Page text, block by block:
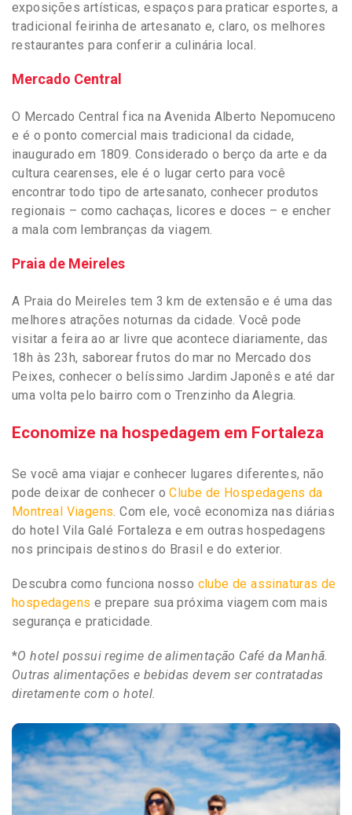
exposições artísticas, espaços para praticar esportes, a
tradicional feirinha de artesanato e, claro, os melhores
restaurantes para conferir a culinária local.
Mercado Central
O Mercado Central fica na Avenida Alberto Nepomuceno
e é o ponto comercial mais tradicional da cidade,
inaugurado em 1809. Considerado o berço da arte e da
cultura cearenses, ele é o lugar certo para você
encontrar todo tipo de artesanato, conhecer produtos
regionais – como cachaças, licores e doces – e encher
a mala com lembranças da viagem.
Praia de Meireles
A Praia do Meireles tem 3 km de extensão e é uma das
melhores atrações noturnas da cidade. Você pode
visitar a feira ao ar livre que acontece diariamente, das
18h às 23h, saborear frutos do mar no Mercado dos
Peixes, conhecer o belíssimo Jardim Japonês e até dar
uma volta pelo bairro com o Trenzinho da Alegria.
Economize na hospedagem em Fortaleza
Se você ama viajar e conhecer lugares diferentes, não
pode deixar de conhecer oClube de Hospedagens da
Montreal Viagens. Com ele, você economiza nas diárias
do hotel Vila Galé Fortaleza e em outras hospedagens
nos principais destinos do Brasil e do exterior.
Descubra como funciona nosso clube de assinaturas de
hospedagens e prepare sua próxima viagem com mais
segurança e praticidade.
*O hotel possui regime de alimentação Café da Manhã.
Outras alimentações e bebidas devem ser contratadas
diretamente com o hotel.